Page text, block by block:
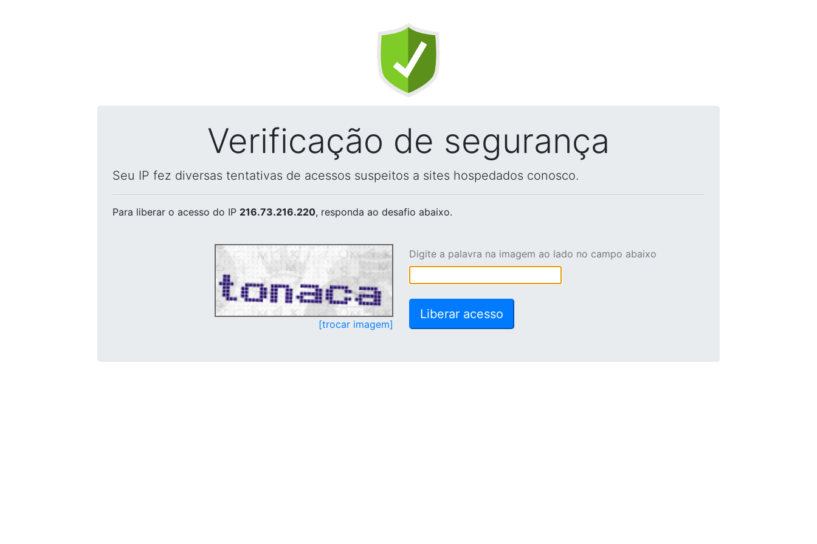
Verificação de segurança
Seu IP fez diversas tentativas de acessos suspeitos a sites hospedados conosco.
Para liberar o acesso do IP 216.73.216.220, responda ao desafio abaixo.
[trocar imagem]
Digite a palavra na imagem ao lado no campo abaixo